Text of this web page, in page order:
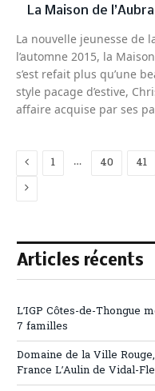
La Maison de
La nouvelle jeunesse de
l’automne 2015, la
s’est refait plus qu’une
style pacage d’estive,
affaire acquise par ses
Previous
1 … 40 41
Next
Articles récents
L’IGP Côtes-de-Thongue
7 familles
Domaine de la Ville
France L’Aulin de Vidal-